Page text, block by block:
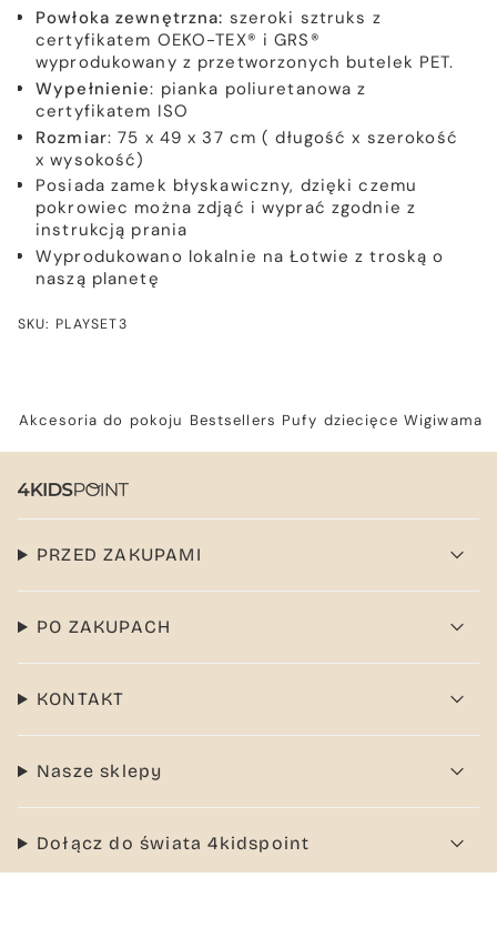
Powłoka zewnętrzna: szeroki sztruks z
certyfikatem OEKO-TEX® i GRS®
wyprodukowany z przetworzonych butelek PET.
Wypełnienie: pianka poliuretanowa z
certyfikatem ISO
Rozmiar: 75 x 49 x 37 cm ( długość x szerokość
x wysokość)
Posiada zamek błyskawiczny, dzięki czemu
pokrowiec można zdjąć i wyprać zgodnie z
instrukcją prania
Wyprodukowano lokalnie na Łotwie z troską o
naszą planetę
SKU: PLAYSET3
Akcesoria do pokoju Bestsellers Pufy dziecięce Wigiwama
PRZED ZAKUPAMI
PO ZAKUPACH
KONTAKT
Nasze sklepy
Dołącz do świata 4kidspoint